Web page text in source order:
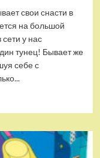
свои снасти в
на большой
сети у нас
тунец! Бывает же
себе с